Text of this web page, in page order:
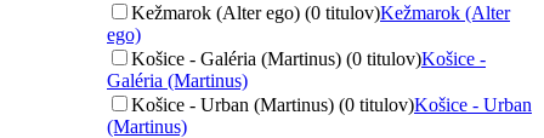
Kežmarok (Alter ego) (0 titulov)Kežmarok (Alter
ego)
Košice - Galéria (Martinus) (0 titulov)Košice -
Galéria (Martinus)
Košice - Urban (Martinus) (0 titulov)Košice - Urban
(Martinus)